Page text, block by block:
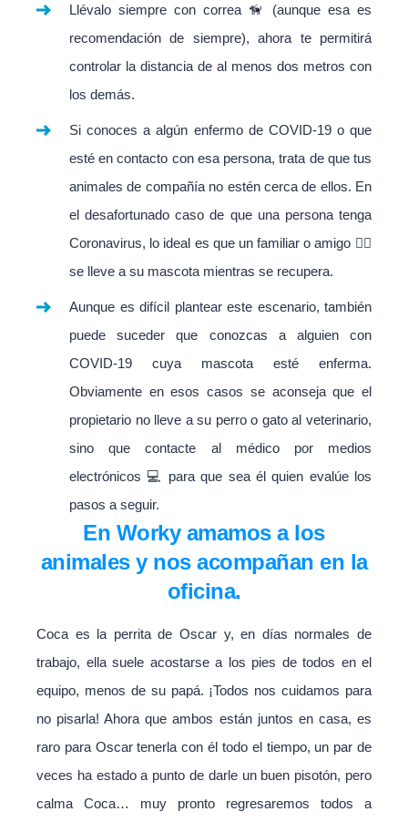
Llévalo siempre con correa 🦮 (aunque esa es
recomendación de siempre), ahora te permitirá
controlar la distancia de al menos dos metros con
los demás.
Si conoces a algún enfermo de COVID-19 o que
esté en contacto con esa persona, trata de que tus
animales de compañía no estén cerca de ellos. En
el desafortunado caso de que una persona tenga
Coronavirus, lo ideal es que un familiar o amigo 🙋‍♂️
se lleve a su mascota mientras se recupera.
Aunque es difícil plantear este escenario, también
puede suceder que conozcas a alguien con
COVID-19 cuya mascota esté enferma.
Obviamente en esos casos se aconseja que el
propietario no lleve a su perro o gato al veterinario,
sino que contacte al médico por medios
electrónicos 💻 para que sea él quien evalúe los
pasos a seguir.
En Worky amamos a los
animales y nos acompañan en la
oficina.
Coca es la perrita de Oscar y, en días normales de
trabajo, ella suele acostarse a los pies de todos en el
equipo, menos de su papá. ¡Todos nos cuidamos para
no pisarla! Ahora que ambos están juntos en casa, es
raro para Oscar tenerla con él todo el tiempo, un par de
veces ha estado a punto de darle un buen pisotón, pero
calma Coca… muy pronto regresaremos todos a